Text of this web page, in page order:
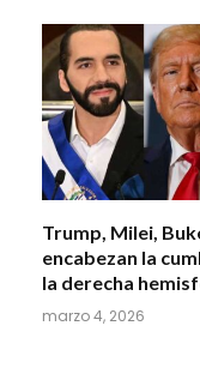
Trump, Milei,
encabezan la
la derecha
marzo 4, 2026